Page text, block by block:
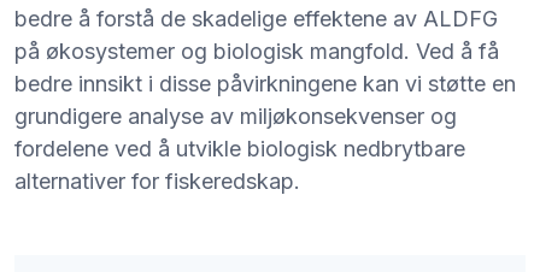
bedre å forstå de skadelige effektene av ALDFG
på økosystemer og biologisk mangfold. Ved å få
bedre innsikt i disse påvirkningene kan vi støtte en
grundigere analyse av miljøkonsekvenser og
fordelene ved å utvikle biologisk nedbrytbare
alternativer for fiskeredskap.